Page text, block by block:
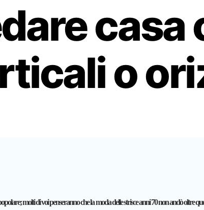
casa
o
molti di voi penseranno che la moda delle strisce anni 70 non andò oltre